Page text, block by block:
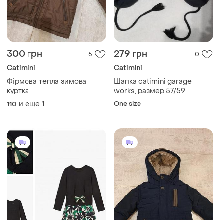
300 грн 5
Catimini
Фірмова тепла зимова
куртка
110 и еще 1
279 грн 0
Catimini
Шапка catimini garage
works, размер 57/59
One size